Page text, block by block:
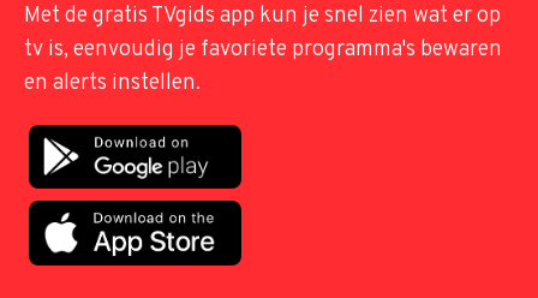
Met de gratis TVgids app kun je snel zien wat er op
tv is, eenvoudig je favoriete programma's bewaren
en alerts instellen.